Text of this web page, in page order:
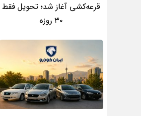
قرعه‌کشی آغاز شد؛ تحویل فقط
۳۰ روزه